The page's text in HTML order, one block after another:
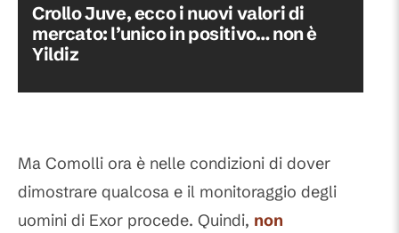
Crollo Juve, ecco i nuovi valori di
mercato: l’unico in positivo… non è
Yildiz
Ma Comolli ora è nelle condizioni di dover
dimostrare qualcosa e il monitoraggio degli
uomini di Exor procede. Quindi, non